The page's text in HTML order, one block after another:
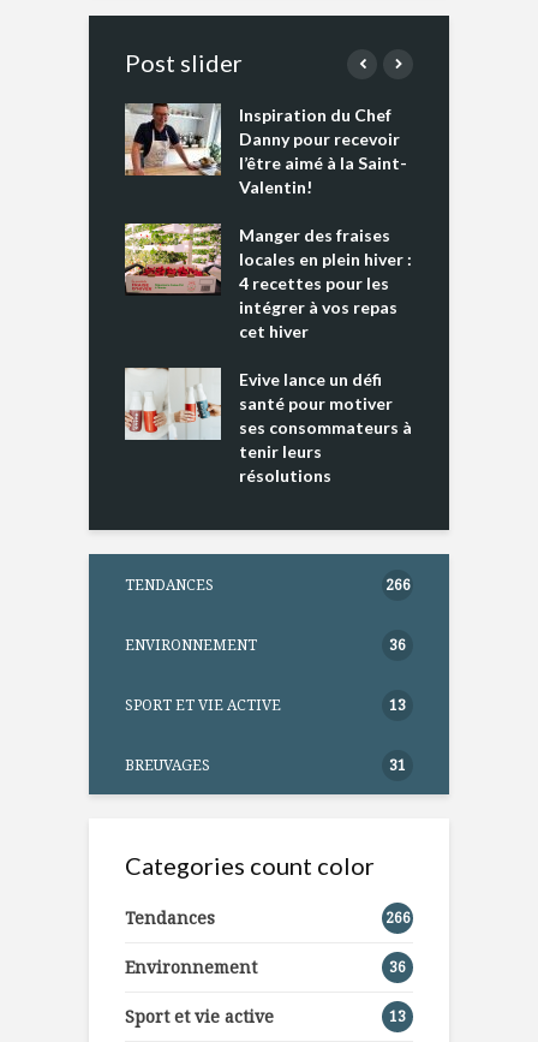
Post slider
Inspiration du Chef
Danny pour recevoir
l’être aimé à la Saint-
Valentin!
Manger des fraises
locales en plein hiver :
4 recettes pour les
intégrer à vos repas
cet hiver
Evive lance un défi
santé pour motiver
ses consommateurs à
tenir leurs
résolutions
TENDANCES 266
ENVIRONNEMENT 36
SPORT ET VIE ACTIVE 13
BREUVAGES 31
Categories count color
Tendances 266
Environnement 36
Sport et vie active 13